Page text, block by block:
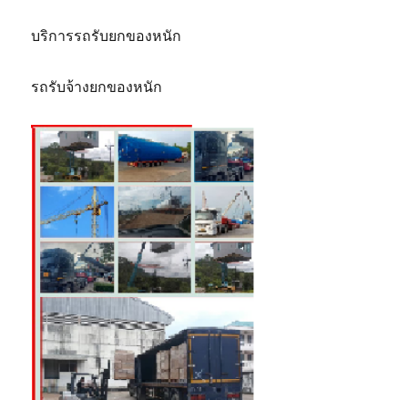
บริการรถรับยกของหนัก
รถรับจ้างยกของหนัก